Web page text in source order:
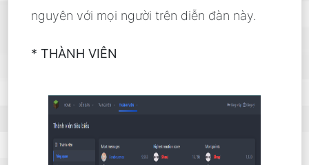
nguyên với mọi người trên diễn đàn này.
* THÀNH VIÊN